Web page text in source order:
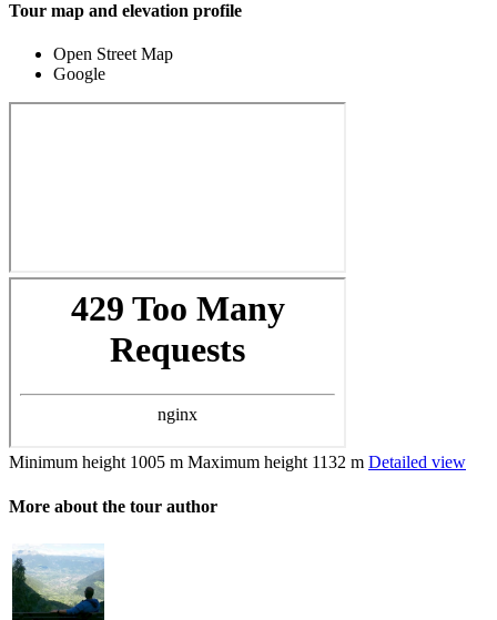
Tour map and elevation profile
Open Street Map
Google
Minimum height 1005 m Maximum height 1132 m Detailed view
More about the tour author